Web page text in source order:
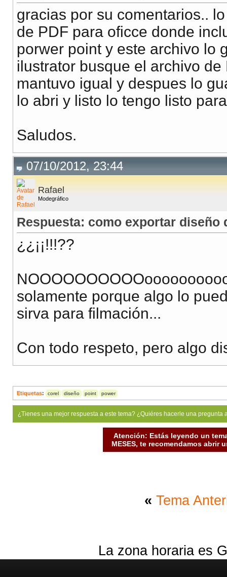
gracias por su comentarios..
de PDF para oficce donde
porwer point y este archivo lo
ilustrator busque el archivo
mantuvo igual y despues lo
lo abri y listo lo tengo listo
Saludos.
07/10/2012, 23:44
Rafael
Modegráfico
Respuesta: como exportar
¿¿¡¡!!!??
solamente porque algo lo
sirva para filmación...
Con todo respeto, pero algo
Etiquetas: corel diseño point power
¿Tienes una mejor respuesta a este tema? ¿Quiéres hacerle una
Atención: Estás leyendo un
MESES, te recomendamos abrir
« Tema
La zona horaria es